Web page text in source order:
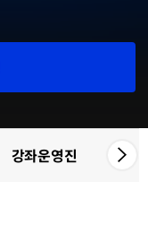
강좌운영진